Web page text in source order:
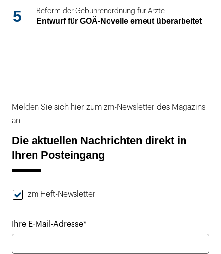
5 Reform der Gebührenordnung für Ärzte
Entwurf für GOÄ-Novelle erneut überarbeitet
Melden Sie sich hier zum zm-Newsletter des Magazins
an
Die aktuellen Nachrichten direkt in
Ihren Posteingang
zm Heft-Newsletter
Ihre E-Mail-Adresse*